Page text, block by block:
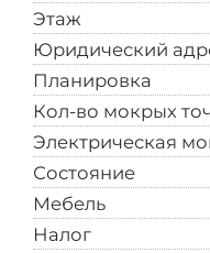
Этаж
Юридический
Планировка
Кол-во мокрых
Электрическая
Состояние
Типовой
Мебель
НалогУСН